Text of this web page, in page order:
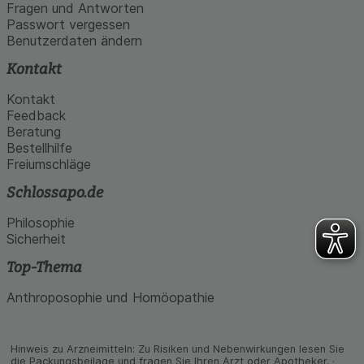
Werbung auf Drittseiten möglichst relevant für Sie
zu gestalten. Bitte beachten Sie, dass Daten
hierfür teilweise an Dritte wie z.B. Google oder
soziale Medien übertragen werden.
Fragen und Antworten
Passwort vergessen
Benutzerdaten ändern
Kontakt
Kontakt
Feedback
Beratung
Bestellhilfe
Freiumschläge
Schlossapo.de
Philosophie
Sicherheit
Top-Thema
Anthroposophie und Homöopathie
Hinweis zu Arzneimitteln: Zu Risiken und Neben­wirkungen lesen Sie
die Packungs­beilage und fragen Sie Ihren Arzt oder Apo­theker. ·